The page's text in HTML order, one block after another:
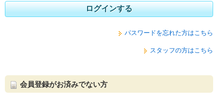
ログインする
パスワードを忘れた方はこちら
スタッフの方はこちら
会員登録がお済みでない方